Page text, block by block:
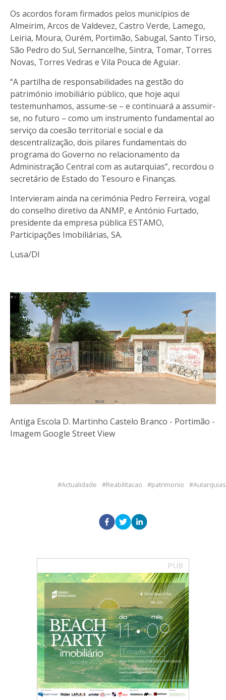
Os acordos foram firmados pelos municípios de
Almeirim, Arcos de Valdevez, Castro Verde, Lamego,
Leiria, Moura, Ourém, Portimão, Sabugal, Santo Tirso,
São Pedro do Sul, Sernancelhe, Sintra, Tomar, Torres
Novas, Torres Vedras e Vila Pouca de Aguiar.
“A partilha de responsabilidades na gestão do
património imobiliário público, que hoje aqui
testemunhamos, assume-se – e continuará a assumir-
se, no futuro – como um instrumento fundamental ao
serviço da coesão territorial e social e da
descentralização, dois pilares fundamentais do
programa do Governo no relacionamento da
Administração Central com as autarquias”, recordou o
secretário de Estado do Tesouro e Finanças.
Intervieram ainda na cerimónia Pedro Ferreira, vogal
do conselho diretivo da ANMP, e António Furtado,
presidente da empresa pública ESTAMO,
Participações Imobiliárias, SA.
Lusa/DI
Antiga Escola D. Martinho Castelo Branco - Portimão -
Imagem Google Street View
Actualidade Reabilitacao patrimonio Autarquias
PUB